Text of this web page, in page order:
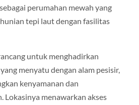
perumahan mewah yang
tepi laut dengan fasilitas
untuk menghadirkan
menyatu dengan alam pesisir,
kenyamanan dan
Lokasinya menawarkan akses